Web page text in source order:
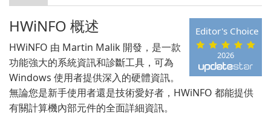
2026
Editor's Choice
HWiNFO 概述
HWiNFO 由 Martin Malik 開發，是一款
功能強大的系統資訊和診斷工具，可為
Windows 使用者提供深入的硬體資訊。
無論您是新手使用者還是技術愛好者，HWiNFO 都能提供
有關計算機內部元件的全面詳細資訊。